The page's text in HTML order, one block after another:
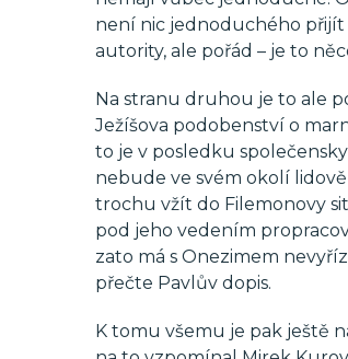
není nic jednoduchého
autority, ale pořád – je to
Na stranu druhou je to ale
Ježíšova podobenství o
to je v posledku
nebude ve svém okolí
trochu vžít do Filemonovy
pod jeho vedením
zato má s Onezimem
přečte Pavlův dopis.
K tomu všemu je pak ještě